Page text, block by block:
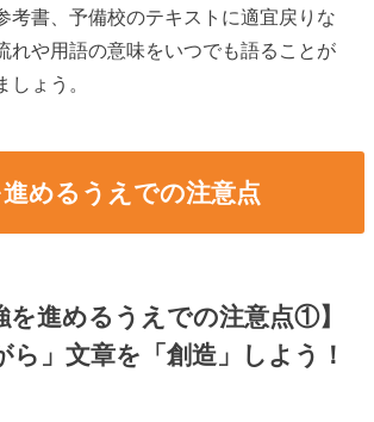
考書、予備校のテキストに適宜戻りな
れや用語の意味をいつでも語ることが
しょう。
めるうえでの注意点
を進めるうえでの注意点①】
ら」文章を「創造」しよう！